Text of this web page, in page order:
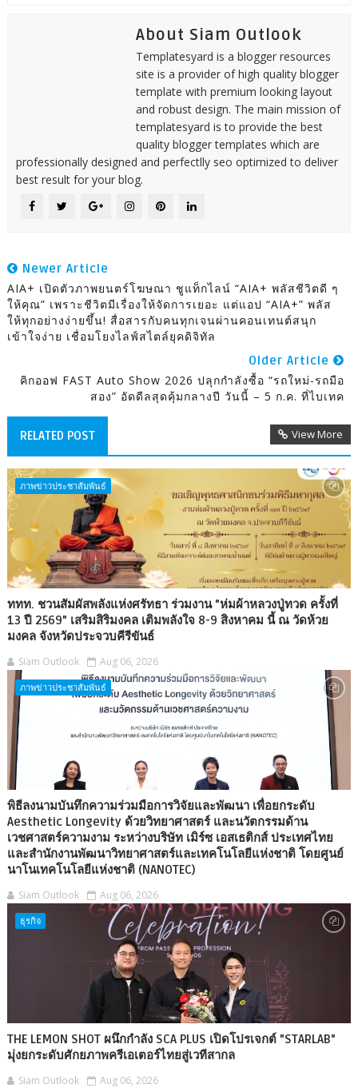
About Siam Outlook
Templatesyard is a blogger resources
site is a provider of high quality blogger
template with premium looking layout
and robust design. The main mission of
templatesyard is to provide the best
quality blogger templates which are
professionally designed and perfectlly seo optimized to deliver
best result for your blog.
Newer Article
AIA+ เปิดตัวภาพยนตร์โฆษณา ชูแท็กไลน์ “AIA+ พลัสชีวิตดี ๆ
ให้คุณ” เพราะชีวิตมีเรื่องให้จัดการเยอะ แต่แอป “AIA+” พลัส
ให้ทุกอย่างง่ายขึ้น! สื่อสารกับคนทุกเจนผ่านคอนเทนต์สนุก
เข้าใจง่าย เชื่อมโยงไลฟ์สไตล์ยุคดิจิทัล
Older Article
คิกออฟ FAST Auto Show 2026 ปลุกกำลังซื้อ “รถใหม่-รถมือ
สอง” อัดดีลสุดคุ้มกลางปี วันนี้ – 5 ก.ค. ที่ไบเทค
RELATED POST View More
ภาพข่าวประชาสัมพันธ์
ททท. ชวนสัมผัสพลังแห่งศรัทธา ร่วมงาน "ห่มผ้าหลวงปู่ทวด ครั้งที่
13 ปี 2569" เสริมสิริมงคล เติมพลังใจ 8-9 สิงหาคม นี้ ณ วัดห้วย
มงคล จังหวัดประจวบคีรีขันธ์
Siam Outlook Aug 06, 2026
ภาพข่าวประชาสัมพันธ์
พิธีลงนามบันทึกความร่วมมือการวิจัยและพัฒนา เพื่อยกระดับ
Aesthetic Longevity ด้วยวิทยาศาสตร์ และนวัตกรรมด้าน
เวชศาสตร์ความงาม ระหว่างบริษัท เมิร์ซ เอสเธติกส์ ประเทศไทย
และสำนักงานพัฒนาวิทยาศาสตร์และเทคโนโลยีแห่งชาติ โดยศูนย์
นาโนเทคโนโลยีแห่งชาติ (NANOTEC)
Siam Outlook Aug 06, 2026
ธุรกิจ
THE LEMON SHOT ผนึกกำลัง SCA PLUS เปิดโปรเจกต์ "STARLAB"
มุ่งยกระดับศักยภาพครีเอเตอร์ไทยสู่เวทีสากล
Siam Outlook Aug 06, 2026